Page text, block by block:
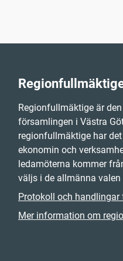
Regionfullmäktige är
församlingen i Västra
regionfullmäktige har
ekonomin och
ledamöterna kommer
väljs i de allmänna valen
Protokoll och
Mer information om